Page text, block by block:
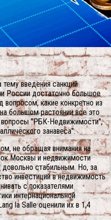
введения санкций
России достаточно большое
вопросом, какие конкретно из
большом растоянии все это
вопросы "РБК-Недвижимости",
занавеса".
не обращая внимания на
Москвы и недвижимости
довольно стабильным. Но, за
инвестиций в недвижимость
с показателями
интернациональной
la Salle оценили их в 1,4